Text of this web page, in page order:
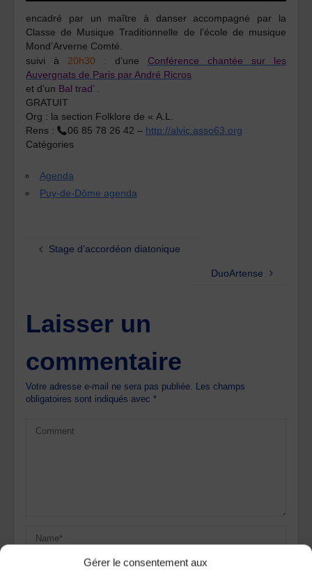
Gérer le consentement aux
encadré par un maître à danser accompagné par la
Classe de Musique Traditionnelle de l’école de musique
Mond’Arverne Comté.
suivi à 20h30 : d’une Conférence chantée sur les
Auvergnats de Paris par André Ricros
et d’un Bal trad’ .
GRATUIT
Org : la section Folklore de « A.L.
Rens :
06 85 78 26 42 – http://alvic.asso63.org
Catégories
Agenda
Puy-de-Dôme agenda
Stage d’accordéon diatonique
DuoArtense
Laisser un
commentaire
Votre adresse e-mail ne sera pas publiée.
Les champs
obligatoires sont indiqués avec*